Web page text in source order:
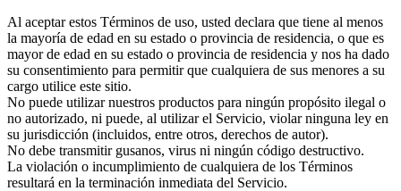
Al aceptar estos Términos de uso, usted declara que tiene al menos
la mayoría de edad en su estado o provincia de residencia, o que es
mayor de edad en su estado o provincia de residencia y nos ha dado
su consentimiento para permitir que cualquiera de sus menores a su
cargo utilice este sitio.
No puede utilizar nuestros productos para ningún propósito ilegal o
no autorizado, ni puede, al utilizar el Servicio, violar ninguna ley en
su jurisdicción (incluidos, entre otros, derechos de autor).
No debe transmitir gusanos, virus ni ningún código destructivo.
La violación o incumplimiento de cualquiera de los Términos
resultará en la terminación inmediata del Servicio.